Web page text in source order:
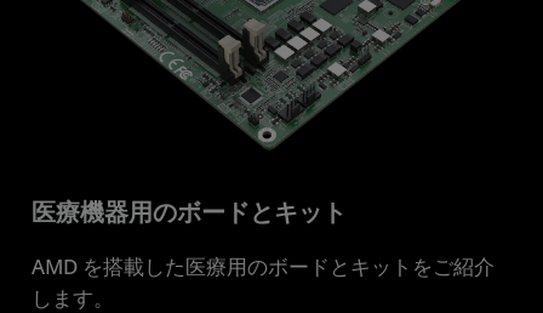
医療機器用のボードとキット
AMD を搭載した医療用のボードとキットをご紹介
します。